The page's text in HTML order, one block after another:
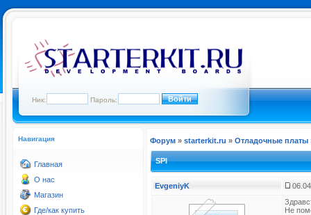
Ник: Пароль:
Навигация
Главная
О нас
Магазин
Где/как купить
Форум » starterkit.ru » Отладочные платы
SPI
EvgeniyK
Не